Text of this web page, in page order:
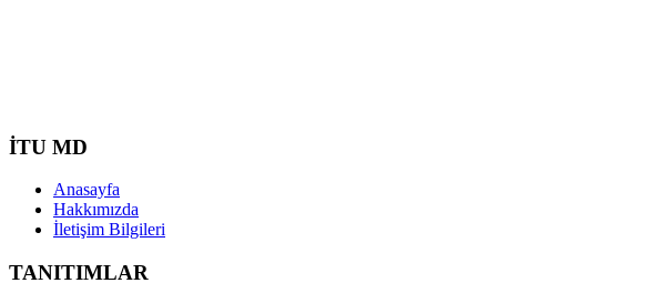
İTU MD
Anasayfa
Hakkımızda
İletişim Bilgileri
TANITIMLAR